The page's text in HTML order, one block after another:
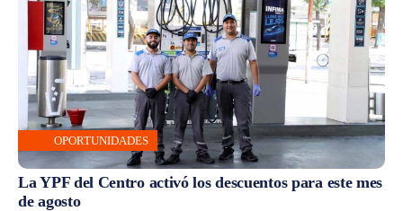
OPORTUNIDADES
La YPF del Centro activó los descuentos para este mes
de agosto